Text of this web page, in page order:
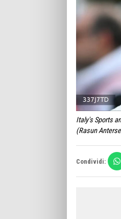
Italy's Sports
(Rasun
Condividi: